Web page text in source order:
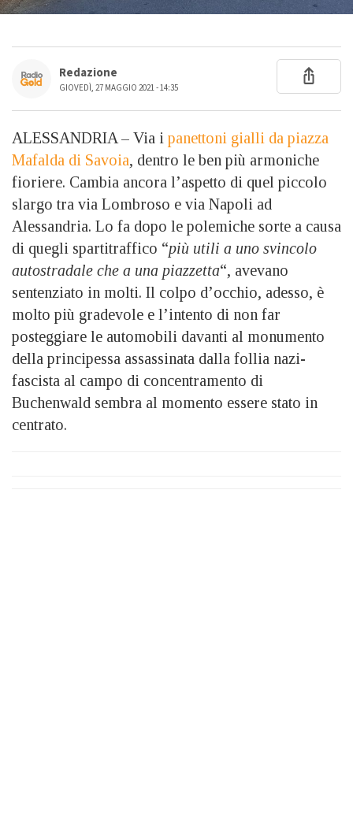
Redazione
GIOVEDÌ, 27 MAGGIO 2021 - 14:35
ALESSANDRIA – Via i panettoni gialli da piazza
Mafalda di Savoia, dentro le ben più armoniche
fioriere. Cambia ancora l’aspetto di quel piccolo
slargo tra via Lombroso e via Napoli ad
Alessandria. Lo fa dopo le polemiche sorte a causa
di quegli spartitraffico “più utili a uno svincolo
autostradale che a una piazzetta“, avevano
sentenziato in molti. Il colpo d’occhio, adesso, è
molto più gradevole e l’intento di non far
posteggiare le automobili davanti al monumento
della principessa assassinata dalla follia nazi-
fascista al campo di concentramento di
Buchenwald sembra al momento essere stato in
centrato.